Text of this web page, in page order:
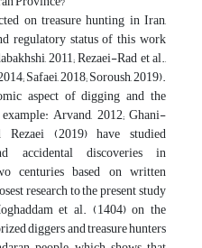
on treasure hunting in Iran,
regulatory status of this work
2011; Rezaei-Rad et al.,
Safaei, 2018; Soroush, 2019).
aspect of digging and the
Arvand, 2012; Ghani-
(2019) have studied
accidental discoveries in
centuries based on written
research to the present study
et al. (1404) on the
diggers and treasure hunters